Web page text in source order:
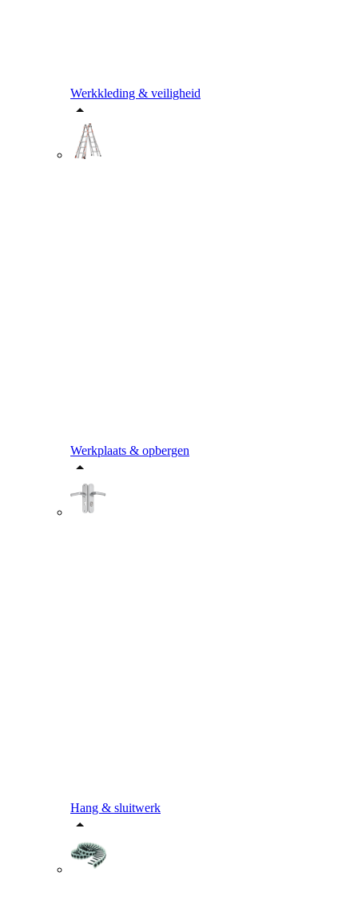
Werkkleding & veiligheid
Werkplaats & opbergen
Hang & sluitwerk